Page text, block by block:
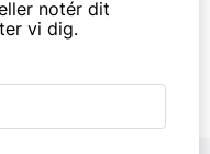
reserved.
notér dit
vi dig.